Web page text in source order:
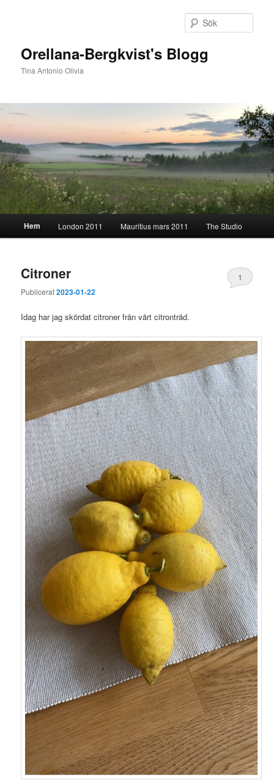
Orellana-Bergkvist's Blogg
Tina Antonio Olivia
Huvudmeny
Hem London 2011 Mauritius mars 2011 The Studio
Citroner
Publicerat2023-01-22
1
Idag har jag skördat citroner från vårt citronträd.